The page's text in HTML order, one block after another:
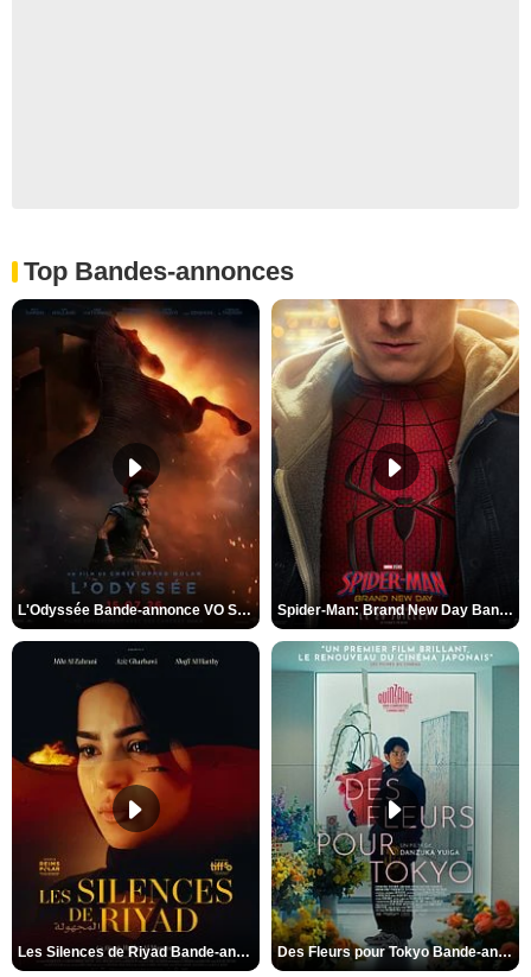
Top Bandes-annonces
L'Odyssée Bande-annonce VO STFR Spider-Man: Brand New Day Bande-annonce VO STFR
Les Silences de Riyad Bande-annonce VO STFR Des Fleurs pour Tokyo Bande-annonce VO STFR